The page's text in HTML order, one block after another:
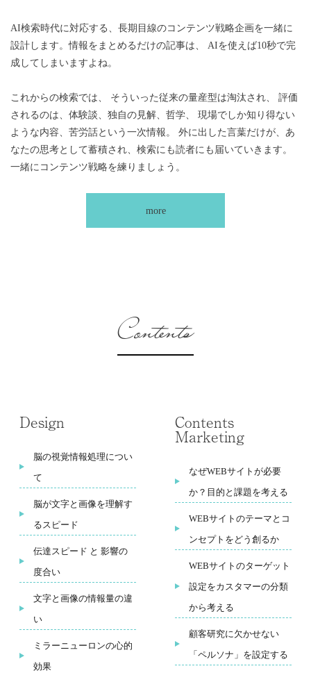
AI検索時代に対応する、長期目線のコンテンツ戦略企画を一緒に
設計します。情報をまとめるだけの記事は、 AIを使えば10秒で完
成してしまいますよね。
これからの検索では、 そういった従来の量産型は淘汰され、 評価
されるのは、体験談、独自の見解、哲学、 現場でしか知り得ない
ような内容、苦労話という一次情報。 外に出した言葉だけが、あ
なたの思考として蓄積され、検索にも読者にも届いていきます。
一緒にコンテンツ戦略を練りましょう。
more
Contents
Design
脳の視覚情報処理につい
て
脳が文字と画像を理解す
るスピード
伝達スピード と 影響の
度合い
文字と画像の情報量の違
い
ミラーニューロンの心的
効果
Contents
Marketing
なぜWEBサイトが必要
か？目的と課題を考える
WEBサイトのテーマとコ
ンセプトをどう創るか
WEBサイトのターゲット
設定をカスタマーの分類
から考える
顧客研究に欠かせない
「ペルソナ」を設定する